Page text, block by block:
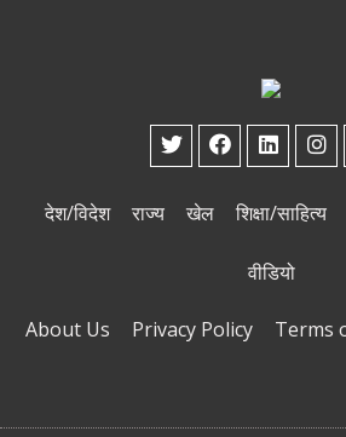
देश/विदेश राज्य खेल शिक्षा/साहित्य
वीडियो
About Us Privacy Policy Terms